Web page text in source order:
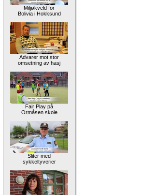
Miljøkveld for
Bolivia i Hokksund
Advarer mot stor
omsetning av hasj
Fair Play på
Ormåsen skole
Sliter med
sykkeltyverier